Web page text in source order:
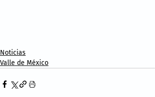
Noticias
Valle de México